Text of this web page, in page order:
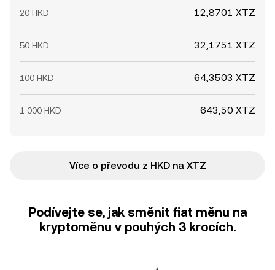
20 HKD 12,8701 XTZ
50 HKD 32,1751 XTZ
100 HKD 64,3503 XTZ
1 000 HKD 643,50 XTZ
Více o převodu z HKD na XTZ
Podívejte se, jak směnit fiat měnu na
kryptoměnu v pouhých 3 krocích.